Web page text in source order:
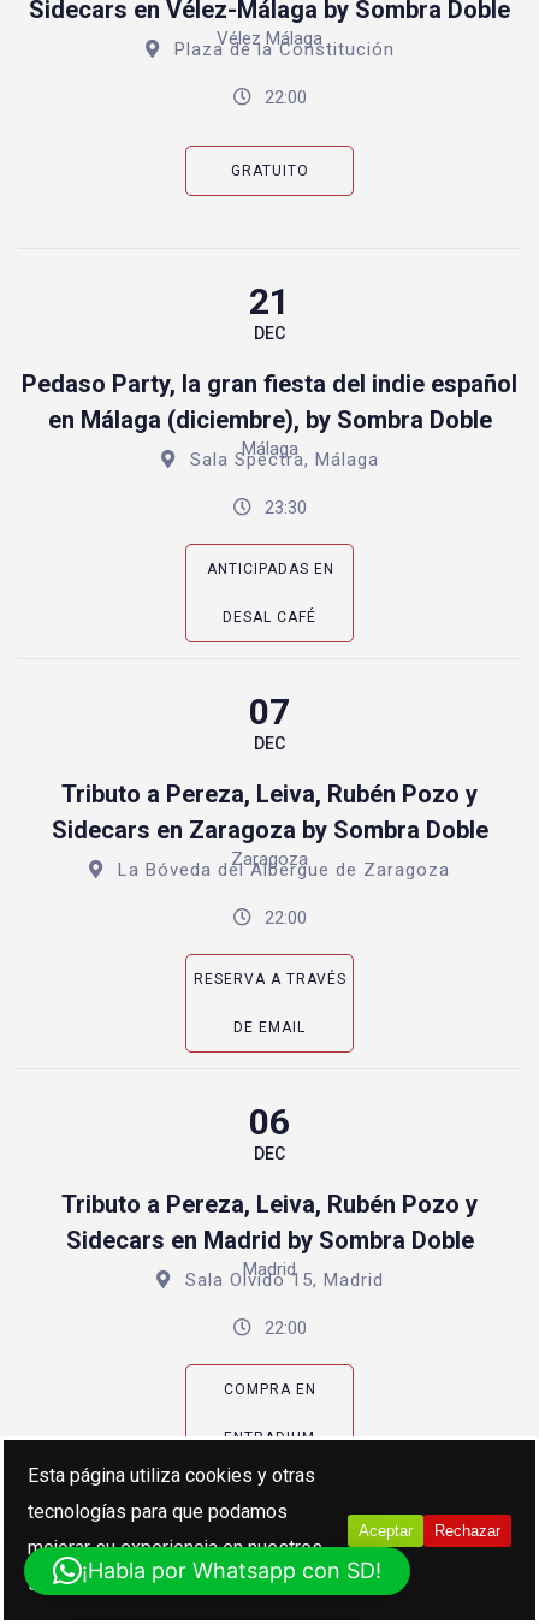
Sidecars en Vélez-Málaga by Sombra Doble
Vélez Málaga
Plaza de la Constitución
22:00
GRATUITO
21
DEC
Pedaso Party, la gran fiesta del indie español
en Málaga (diciembre), by Sombra Doble
Málaga
Sala Spectra, Málaga
23:30
ANTICIPADAS EN
DESAL CAFÉ
07
DEC
Tributo a Pereza, Leiva, Rubén Pozo y
Sidecars en Zaragoza by Sombra Doble
Zaragoza
La Bóveda del Albergue de Zaragoza
22:00
RESERVA A TRAVÉS
DE EMAIL
06
DEC
Tributo a Pereza, Leiva, Rubén Pozo y
Sidecars en Madrid by Sombra Doble
Madrid
Sala Olvido 15, Madrid
22:00
COMPRA EN
ENTRADIUM
22
NOV
Pedaso Party, la gran fiesta del indie español
¡Habla por Whatsapp con SD!
Esta página utiliza cookies y otras
tecnologías para que podamos
mejorar su experiencia en nuestros
sitios:Más información.
Aceptar Rechazar